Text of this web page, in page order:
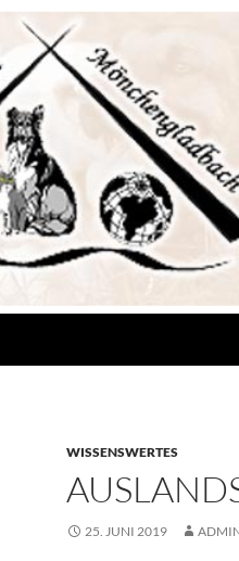
WISSENSWERTES
25. JUNI 2019